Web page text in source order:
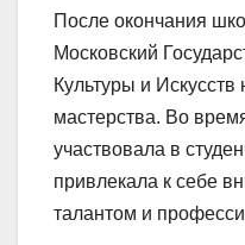
После окончания
Московский
Культуры и Искусств
мастерства. Во
участвовала в
привлекала к себе
талантом и